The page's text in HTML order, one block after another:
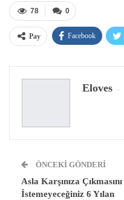
0
78
Pay Facebook
Eloves
ÖNCEKI GÖNDERI
Asla Karşınıza Çıkmasını
İstemeyeceğiniz 6 Yılan